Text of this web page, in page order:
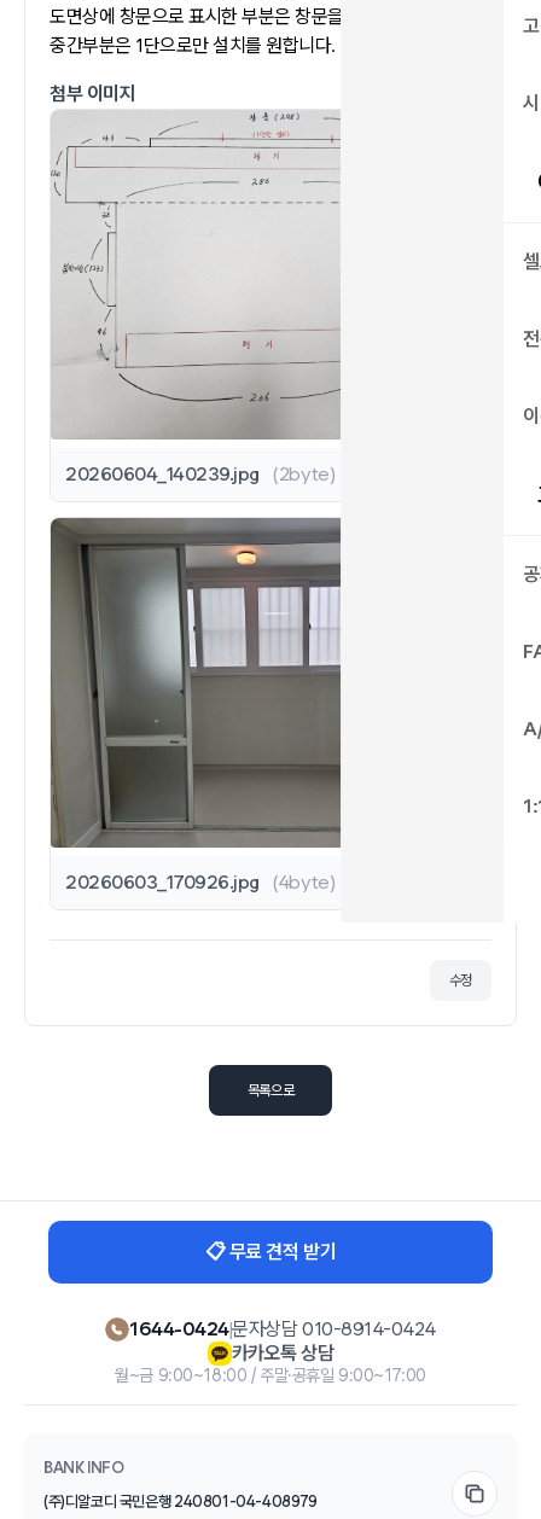
도면상에 창문으로 표시한 부분은 창문을 열고 닫기 위해
중간부분은 1단으로만 설치를 원합니다.
첨부 이미지
20260604_140239.jpg (2byte)
20260603_170926.jpg (4byte)
수정
목록으로
📋 무료 견적 받기
1644-0424|문자상담 010-8914-0424
카카오톡 상담
월~금 9:00~18:00 / 주말·공휴일 9:00~17:00
BANK INFO
(주)디알코디 국민은행 240801-04-408979